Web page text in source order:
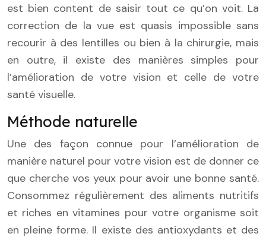
est bien content de saisir tout ce qu’on voit. La
correction de la vue est quasis impossible sans
recourir à des lentilles ou bien à la chirurgie, mais
en outre, il existe des manières simples pour
l’amélioration de votre vision et celle de votre
santé visuelle.
Méthode naturelle
Une des façon connue pour l’amélioration de
manière naturel pour votre vision est de donner ce
que cherche vos yeux pour avoir une bonne santé.
Consommez régulièrement des aliments nutritifs
et riches en vitamines pour votre organisme soit
en pleine forme. Il existe des antioxydants et des